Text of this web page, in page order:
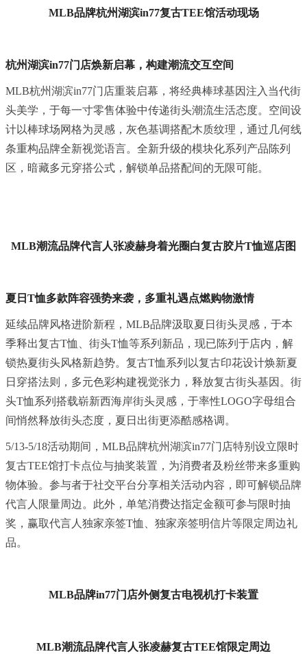
MLB品牌杭州湖滨in77复古TEE馆活动现场
杭州湖滨in77门店焕新启幕，构建潮流交互空间
MLB杭州湖滨in77门店重装启幕，将经典棒球基因注入当代街
头美学，于每一寸零售体验中传递街头潮流生活态度。空间设
计以棒球场网格为灵感，灰色基调搭配木质纹理，通过几何线
条重构品牌全新视觉语言。全新升级的模块化系列产品陈列
区，暗藏多元穿搭公式，解锁单品搭配间的无限可能。
MLB潮流品牌代言人张凌赫身着光圈白复古胶片T恤巡店图
夏日T恤多款阵容强势来袭，多重礼遇点燃购物激情
延续品牌风格进阶新程，MLB品牌汲取夏日街头灵感，于本
季释出复古T恤、街头T恤等系列新品，现已陈列于店内，解
锁热夏街头风格新趋势。复古T恤系列以复古印花设计焕新夏
日穿搭法则，多元色彩构建视觉张力，释放复古街头基因。街
头T恤系列搭载崭新西海岸街头灵感，于率性LOGO字母组合
间悄然释放街头态度，夏日出街更添酷感格调。
5/13-5/18活动期间，MLB品牌杭州湖滨in77门店特别设立限时
复古TEE馆打卡点位与抽奖装置，为消费者及粉丝带来多重购
物体验。参与者于社交平台分享相关活动内容，即可解锁品牌
代言人限量周边。此外，单笔消费达指定金额可参与限时抽
奖，赢取代言人独家亲签T恤、独家亲签明信片等限定周边礼
品。
MLB品牌in77门店外侧复古电视机打卡装置
MLB潮流品牌代言人张凌赫复古TEE馆限定周边